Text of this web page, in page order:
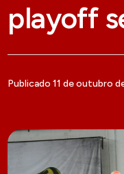
playoff
Publicado 11 de outubro